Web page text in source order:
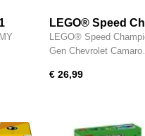
LEGO® Speed
NASCAR® Next
Camaro ZL1 -
LEGO® Speed
Gen Chevrolet
€ 26,99